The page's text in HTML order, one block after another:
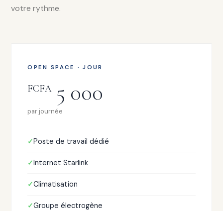
votre rythme.
OPEN SPACE · JOUR
FCFA5 000
par journée
Poste de travail dédié
Internet Starlink
Climatisation
Groupe électrogène